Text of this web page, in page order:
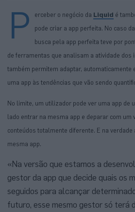
P erceber o negócio da Liquid é
pode criar a app perfeita. No caso
busca pela app perfeita teve por
de ferramentas que analisam a atividade dos
também permitem adaptar, automaticamente
uma app às tendências que vão sendo
No limite, um utilizador pode ver uma app de
lado entrar na mesma app e deparar com um
conteúdos totalmente diferente. E na
mesma app.
«Na versão que estamos a
gestor da app que decide quais os
seguidos para alcançar
futuro, esse mesmo gestor só terá